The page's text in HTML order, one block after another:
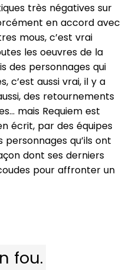
très négatives sur
en accord avec
mous, c’est vrai
les oeuvres de la
des personnages qui
c’est aussi vrai, il y a
des retournements
mais Requiem est
écrit, par des équipes
qu’ils ont
dont ses derniers
pour affronter un
fou.